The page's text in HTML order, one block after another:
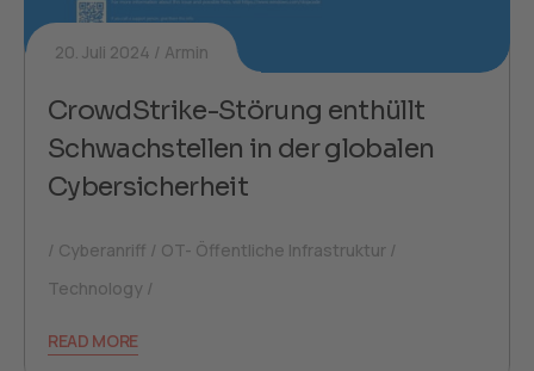
20. Juli 2024 Armin
CrowdStrike-Störung enthüllt
Schwachstellen in der globalen
Cybersicherheit
Cyberanriff
OT- Öffentliche Infrastruktur
Technology
READ MORE